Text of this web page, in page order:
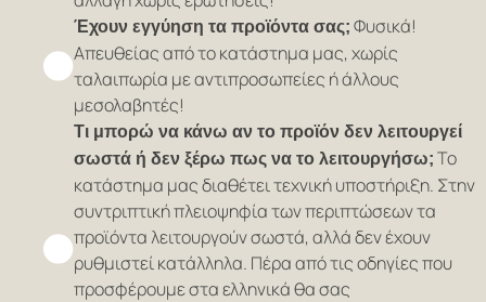
Έχουν εγγύηση τα προϊόντα σας; Φυσικά!
Απευθείας από το κατάστημα μας, χωρίς
ταλαιπωρία με αντιπροσωπείες ή άλλους
μεσολαβητές!
Τι μπορώ να κάνω αν το προϊόν δεν λειτουργεί
σωστά ή δεν ξέρω πως να το λειτουργήσω; Το
κατάστημα μας διαθέτει τεχνική υποστήριξη. Στην
συντριπτική πλειοψηφία των περιπτώσεων τα
προϊόντα λειτουργούν σωστά, αλλά δεν έχουν
ρυθμιστεί κατάλληλα. Πέρα από τις οδηγίες που
προσφέρουμε στα ελληνικά θα σας